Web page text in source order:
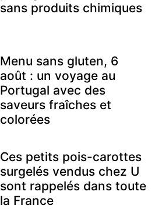
sans produits chimiques
Menu sans gluten, 6
août : un voyage au
Portugal avec des
saveurs fraîches et
colorées
Ces petits pois-carottes
surgelés vendus chez U
sont rappelés dans toute
la France